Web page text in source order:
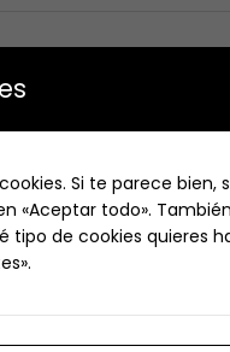
cuidamos de ti
18
Si te parece bien,
«Aceptar todo».
tipo de cookies quieres